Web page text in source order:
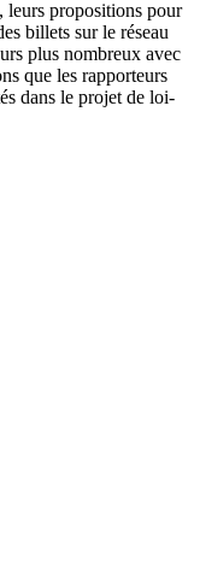
leurs propositions pour
billets sur le réseau
plus nombreux avec
que les rapporteurs
dans le projet de loi-